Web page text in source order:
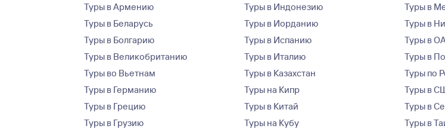
Туры в Армению
Туры в Беларусь
Туры в Болгарию
Туры в Великобританию
Туры во Вьетнам
Туры в Германию
Туры в Грецию
Туры в Грузию
Туры в Индонезию
Туры в Иорданию
Туры в Испанию
Туры в Италию
Туры в Казахстан
Туры на Кипр
Туры в Китай
Туры на Кубу
Туры в
Туры в
Туры в
Туры в
Туры по
Туры в
Туры в
Туры в